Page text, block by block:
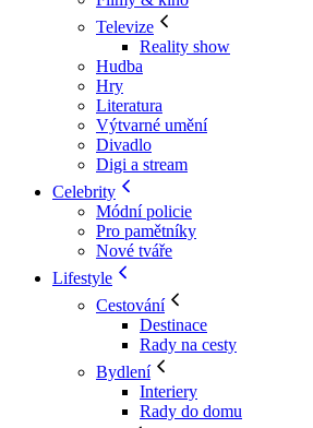
Televize
Reality show
Hudba
Hry
Literatura
Výtvarné umění
Divadlo
Digi a stream
Celebrity
Módní policie
Pro pamětníky
Nové tváře
Lifestyle
Cestování
Destinace
Rady na cesty
Bydlení
Interiery
Rady do domu